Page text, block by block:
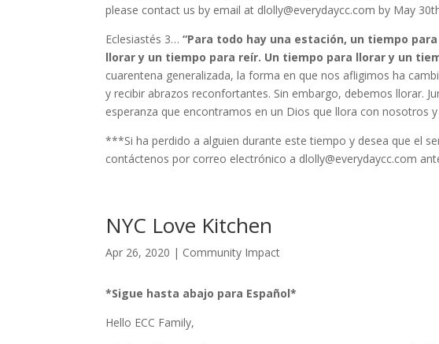
please contact us by email at dlolly@everydaycc.com by May
Eclesiastés 3… “Para todo hay una estación, un tiempo
llorar y un tiempo para reír. Un tiempo para llorar y un
cuarentena generalizada, la forma en que nos afligimos ha
y recibir abrazos reconfortantes. Sin embargo, debemos llorar.
esperanza que encontramos en un Dios que llora con nosotros
***Si ha perdido a alguien durante este tiempo y desea que el
contáctenos por correo electrónico a dlolly@everydaycc.com
NYC Love Kitchen
Apr 26, 2020 | Community Impact
*Sigue hasta abajo para Español*
Hello ECC Family,